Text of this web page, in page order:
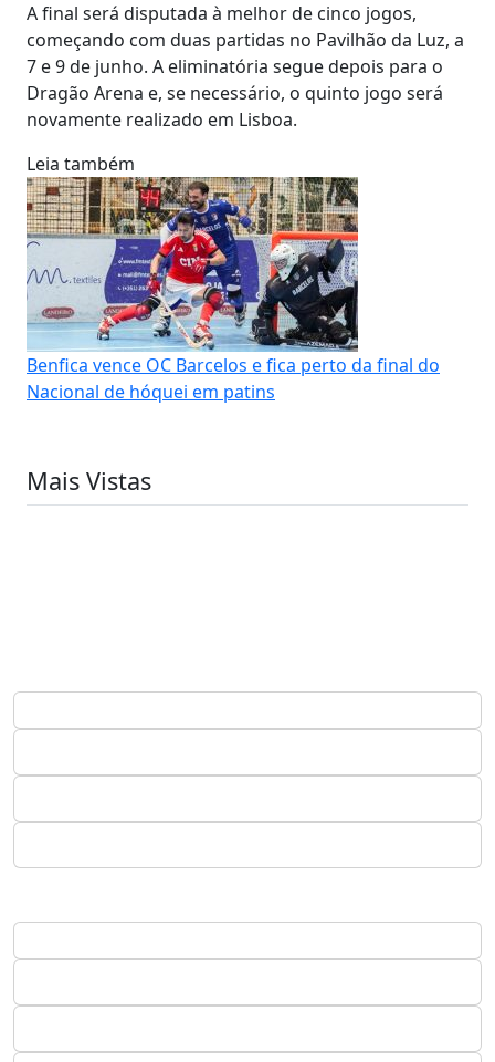
A final será disputada à melhor de cinco jogos,
começando com duas partidas no Pavilhão da Luz, a
7 e 9 de junho. A eliminatória segue depois para o
Dragão Arena e, se necessário, o quinto jogo será
novamente realizado em Lisboa.
Leia também
Benfica vence OC Barcelos e fica perto da final do
Nacional de hóquei em patins
Mais Vistas